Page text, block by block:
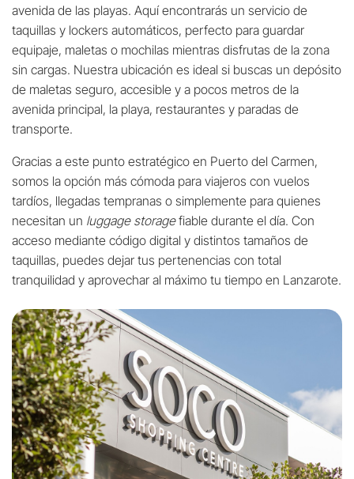
avenida de las playas. Aquí encontrarás un servicio de
taquillas y lockers automáticos, perfecto para guardar
equipaje, maletas o mochilas mientras disfrutas de la zona
sin cargas. Nuestra ubicación es ideal si buscas un depósito
de maletas seguro, accesible y a pocos metros de la
avenida principal, la playa, restaurantes y paradas de
transporte.
Gracias a este punto estratégico en Puerto del Carmen,
somos la opción más cómoda para viajeros con vuelos
tardíos, llegadas tempranas o simplemente para quienes
necesitan un luggage storagefiable durante el día. Con
acceso mediante código digital y distintos tamaños de
taquillas, puedes dejar tus pertenencias con total
tranquilidad y aprovechar al máximo tu tiempo en Lanzarote.